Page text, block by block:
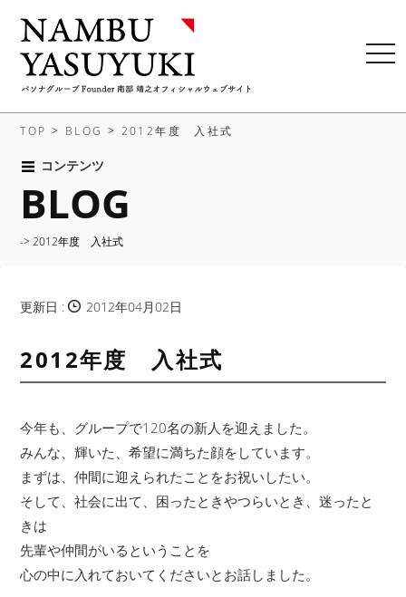
t
g
n
TOP > BLOG > 2012年度 入社式
コンテンツ
BLOG
-> 2012年度 入社式
更新日 : 2012年04月02日
2012年度 入社式
今年も、グループで120名の新人を迎えました。
みんな、輝いた、希望に満ちた顔をしています。
まずは、仲間に迎えられたことをお祝いしたい。
そして、社会に出て、困ったときやつらいとき、迷ったと
きは
先輩や仲間がいるということを
心の中に入れておいてくださいとお話しました。